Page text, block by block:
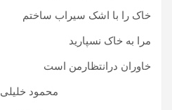
خاک را با اشک سیراب ساختم
مرا به خاک نسپارید
خاوران درانتظارمن است
محمود خلیلی